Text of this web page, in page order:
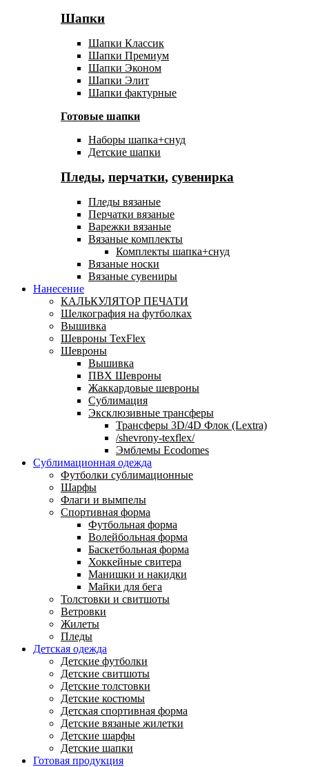
Шапки
Шапки Классик
Шапки Премиум
Шапки Эконом
Шапки Элит
Шапки фактурные
Готовые шапки
Наборы шапка+снуд
Детские шапки
Пледы, перчатки, сувенирка
Пледы вязаные
Перчатки вязаные
Варежки вязаные
Вязаные комплекты
Комплекты шапка+снуд
Вязаные носки
Вязаные сувениры
Нанесение
КАЛЬКУЛЯТОР ПЕЧАТИ
Шелкография на футболках
Вышивка
Шевроны TexFlex
Шевроны
Вышивка
ПВХ Шевроны
Жаккардовые шевроны
Сублимация
Эксклюзивные трансферы
Трансферы 3D/4D Флок (Lextra)
/shevrony-texflex/
Эмблемы Ecodomes
Сублимационная одежда
Футболки сублимационные
Шарфы
Флаги и вымпелы
Спортивная форма
Футбольная форма
Волейбольная форма
Баскетбольная форма
Хоккейные свитера
Манишки и накидки
Майки для бега
Толстовки и свитшоты
Ветровки
Жилеты
Пледы
Детская одежда
Детские футболки
Детские свитшоты
Детские толстовки
Детские костюмы
Детская спортивная форма
Детские вязаные жилетки
Детские шарфы
Детские шапки
Готовая продукция